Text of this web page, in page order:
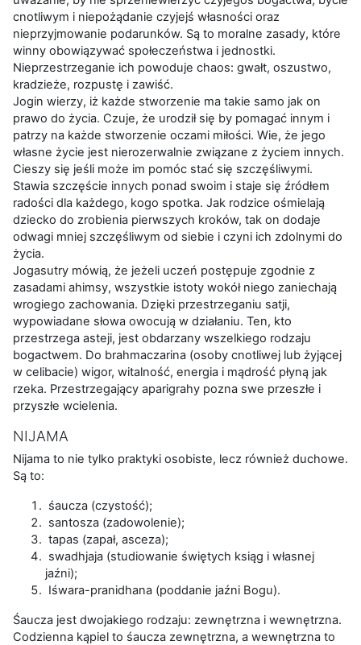
cnotliwym i niepożądanie czyjejś własności oraz
nieprzyjmowanie podarunków. Są to moralne zasady, które
winny obowiązywać społeczeństwa i jednostki.
Nieprzestrzeganie ich powoduje chaos: gwałt, oszustwo,
kradzieże, rozpustę i zawiść.
Jogin wierzy, iż każde stworzenie ma takie samo jak on
prawo do życia. Czuje, że urodził się by pomagać innym i
patrzy na każde stworzenie oczami miłości. Wie, że jego
własne życie jest nierozerwalnie związane z życiem innych.
Cieszy się jeśli może im pomóc stać się szczęśliwymi.
Stawia szczęście innych ponad swoim i staje się źródłem
radości dla każdego, kogo spotka. Jak rodzice ośmielają
dziecko do zrobienia pierwszych kroków, tak on dodaje
odwagi mniej szczęśliwym od siebie i czyni ich zdolnymi do
życia.
Jogasutry mówią, że jeżeli uczeń postępuje zgodnie z
zasadami ahimsy, wszystkie istoty wokół niego zaniechają
wrogiego zachowania. Dzięki przestrzeganiu satji,
wypowiadane słowa owocują w działaniu. Ten, kto
przestrzega asteji, jest obdarzany wszelkiego rodzaju
bogactwem. Do brahmaczarina (osoby cnotliwej lub żyjącej
w celibacie) wigor, witalność, energia i mądrość płyną jak
rzeka. Przestrzegający aparigrahy pozna swe przeszłe i
przyszłe wcielenia.
NIJAMA
Nijama to nie tylko praktyki osobiste, lecz również duchowe.
Są to:
śaucza (czystość);
santosza (zadowolenie);
tapas (zapał, asceza);
swadhjaja (studiowanie świętych ksiąg i własnej
jaźni);
Iśwara-pranidhana (poddanie jaźni Bogu).
Śaucza jest dwojakiego rodzaju: zewnętrzna i wewnętrzna.
Codzienna kąpiel to śaucza zewnętrzna, a wewnętrzna to